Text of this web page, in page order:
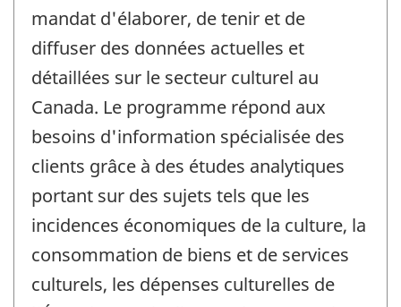
mandat d'élaborer, de tenir et de
diffuser des données actuelles et
détaillées sur le secteur culturel au
Canada. Le programme répond aux
besoins d'information spécialisée des
clients grâce à des études analytiques
portant sur des sujets tels que les
incidences économiques de la culture, la
consommation de biens et de services
culturels, les dépenses culturelles de